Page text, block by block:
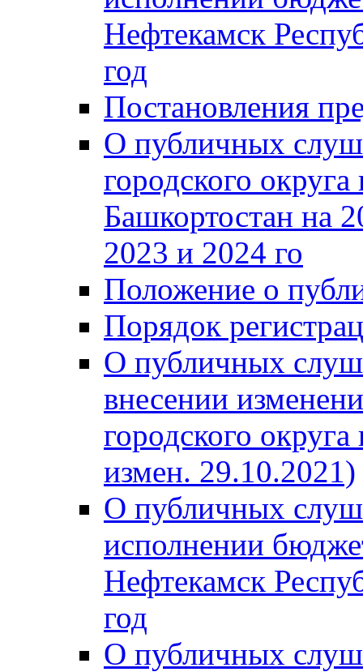
Нефтекамск
год
Постановления
О публичных
городского
Башкортостан на
2023 и 2024 го
Положение о
Порядок
О публичных
внесении
городского
измен. 29.10.2021)
О публичных
исполнении
Нефтекамск
год
О публичных